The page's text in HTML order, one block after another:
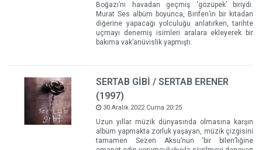
Boğazı’nı havadan geçmiş ‘gözüpek’ biriydi.
Murat Ses albüm boyunca, Binfen’in bir kıtadan
diğerine yapacağı yolculuğu anlatırken, tarihte
uçmayı denemiş isimleri aralara ekleyerek bir
bakıma vak’anüvislik yapmıştı.
SERTAB GİBİ / SERTAB ERENER
(1997)
30 Aralık 2022 Cuma 20:25
Uzun yıllar müzik dünyasında olmasına karşın
albüm yapmakta zorluk yaşayan, müzik çizgisini
tamamen Sezen Aksu’nun ‘bir bilen’liğine